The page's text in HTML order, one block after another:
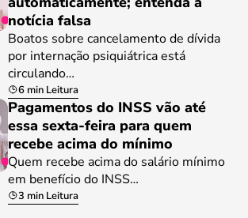
notícia falsa
Boatos sobre cancelamento de dívida
por internação psiquiátrica está
circulando…
6 min Leitura
Pagamentos do INSS vão até
essa sexta-feira para quem
recebe acima do mínimo
Quem recebe acima do salário mínimo
em benefício do INSS…
3 min Leitura